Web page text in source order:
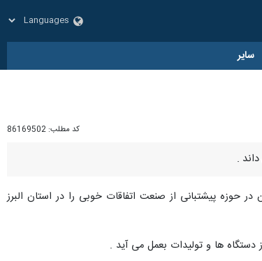
سایر
کد مطلب: 86169502
.
حوزه پیشتبانی از صنعت اتفاقات خوبی را در استان البرز
ها و تولیدات بعمل می آید .